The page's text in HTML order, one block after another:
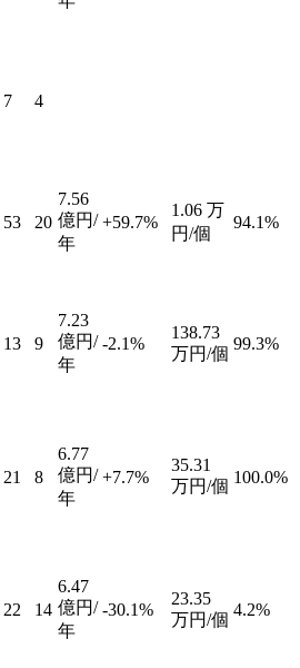
7 4
53 20
7.56
億円/
年
+59.7%
1.06 万
円/個
94.1%
13 9
7.23
億円/
年
-2.1%
138.73
万円/個
99.3%
21 8
6.77
億円/
年
+7.7%
35.31
万円/個 100.0%
22 14
6.47
億円/
年
-30.1%
23.35
万円/個
4.2%